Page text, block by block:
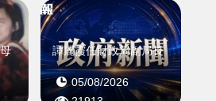
譚麗霞任財政局副局長
05/08/2026